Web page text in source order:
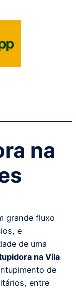
na
grande fluxo
e
de uma
na Vila
de
entre